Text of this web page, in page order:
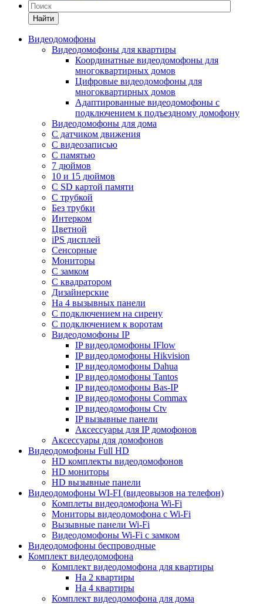
Найти
Видеодомофоны
Видеодомофоны для квартиры
Координатные видеодомофоны для
многоквартирных домов
Цифровые видеодомофоны для
многоквартирных домов
Адаптированные видеодомофоны с
подключением к подъездному домофону
Видеодомофоны для дома
С датчиком движения
С видеозаписью
C памятью
7 дюймов
10 и 15 дюймов
С SD картой памяти
С трубкой
Без трубки
Интерком
Цветной
iPS дисплей
Сенсорные
Мониторы
С замком
C квадратором
Дизайнерские
На 4 вызывных панели
С подключением на сирену
С подключением к воротам
Видеодомофоны IP
IP видеодомофоны IFlow
IP видеодомофоны Hikvision
IP видеодомофоны Dahua
IP видеодомофоны Tantos
IP видеодомофоны Bas-IP
IP видеодомофоны Commax
IP видеодомофоны Ctv
IP вызывные панели
Аксессуары для IP домофонов
Аксессуары для домофонов
Видеодомофоны Full HD
HD комплекты видеодомофонов
HD мониторы
HD вызывные панели
Видеодомофоны WI-FI (видеовызов на телефон)
Комплеты видеодомофона Wi-Fi
Мониторы видеодомофона с Wi-Fi
Вызывные панели Wi-Fi
Видеодомофоны Wi-Fi с замком
Видеодомофоны беспроводные
Комплект видеодомофона
Комплект видеодомофона для квартиры
На 2 квартиры
На 4 квартиры
Комплект видеодомофона для дома